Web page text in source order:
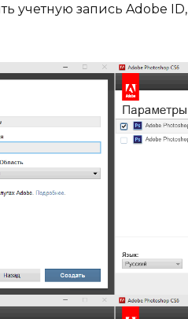
учетную запись Adobe